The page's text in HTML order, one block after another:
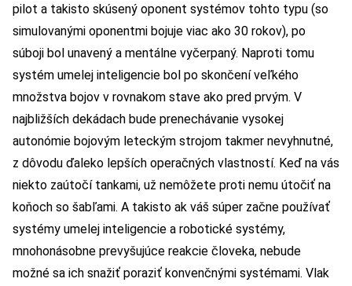
pilot a takisto skúsený oponent systémov tohto typu (so
simulovanými oponentmi bojuje viac ako 30 rokov), po
súboji bol unavený a mentálne vyčerpaný. Naproti tomu
systém umelej inteligencie bol po skončení veľkého
množstva bojov v rovnakom stave ako pred prvým. V
najbližších dekádach bude prenechávanie vysokej
autonómie bojovým leteckým strojom takmer nevyhnutné,
z dôvodu ďaleko lepších operačných vlastností. Keď na vás
niekto zaútočí tankami, už nemôžete proti nemu útočiť na
koňoch so šabľami. A takisto ak váš súper začne používať
systémy umelej inteligencie a robotické systémy,
mnohonásobne prevyšujúce reakcie človeka, nebude
možné sa ich snažiť poraziť konvenčnými systémami. Vlak